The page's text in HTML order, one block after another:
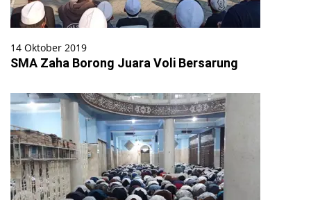
14 Oktober 2019
SMA Zaha Borong Juara Voli Bersarung